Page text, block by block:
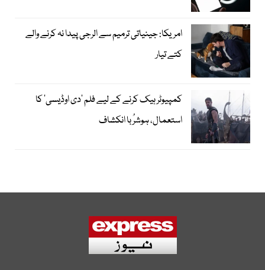
امریکا: جینیاتی ترمیم سے الرجی پیدا نہ کرنے والے
کتے تیار
کمپیوٹر ہیک کرنے کے لیے فلم ’دی اوڈیسی‘ کا
استعمال، ہوشرُبا انکشاف